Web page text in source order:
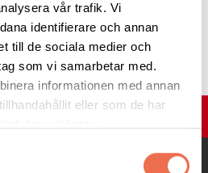
vår trafik. Vi
identifierare och annan
till de sociala medier och
som vi samarbetar med.
informationen med annan
eller som de har
Tipsa